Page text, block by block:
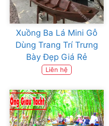
Xuồng Ba Lá Mini Gỗ
Dùng Trang Trí Trưng
Bày Đẹp Giá Rẻ
Liên hệ